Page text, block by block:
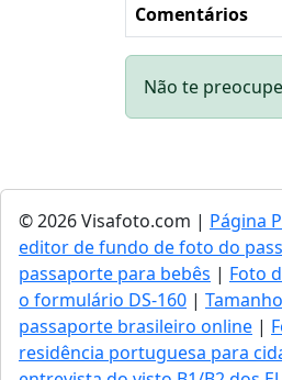
Comentários
Não te
© 2026 Visafoto.com | Página
editor de fundo de foto do
passaporte para bebês | Foto
o formulário DS-160 |
passaporte brasileiro online |
residência portuguesa para